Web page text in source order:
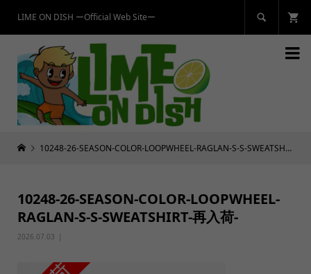
LIME ON DISH ーOfficial Web Siteー 

10248-26-SEASON-COLOR-LOOPWHEEL-RAGLAN-S-S-SWEATSHIRT-再入荷-
10248-26-SEASON-COLOR-LOOPWHEEL-
RAGLAN-S-S-SWEATSHIRT-再入荷-
2026.07.03